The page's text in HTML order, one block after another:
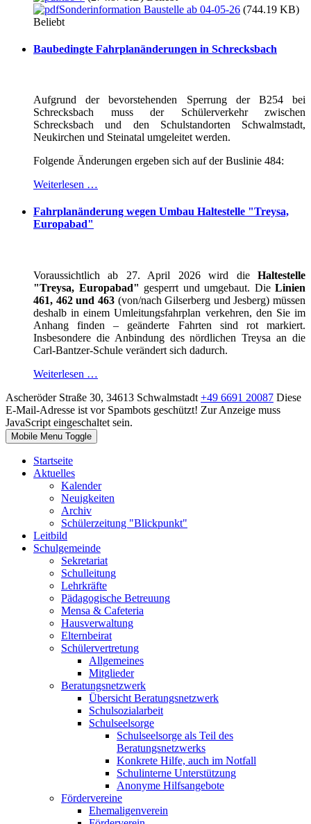
Sonderinformation Baustelle ab 04-05-26 (744.19 KB)
Beliebt
Baubedingte Fahrplanänderungen in Schrecksbach
Aufgrund der bevorstehenden Sperrung der B254 bei
Schrecksbach muss der Schülerverkehr zwischen
Schrecksbach und den Schulstandorten Schwalmstadt,
Neukirchen und Steinatal umgeleitet werden.
Folgende Änderungen ergeben sich auf der Buslinie 484:
Weiterlesen …
Fahrplanänderung wegen Umbau Haltestelle "Treysa,
Europabad"
Voraussichtlich ab 27. April 2026 wird die Haltestelle
"Treysa, Europabad" gesperrt und umgebaut. DieLinien
461, 462 und 463(von/nach Gilserberg und Jesberg) müssen
deshalb in einem Umleitungsfahrplan verkehren, den Sie im
Anhang finden – geänderte Fahrten sind rot markiert.
Insbesondere die Anbindung des nördlichen Treysa an die
Carl-Bantzer-Schule verändert sich dadurch.
Weiterlesen …
Ascheröder Straße 30, 34613 Schwalmstadt +49 6691 20087 Diese
E-Mail-Adresse ist vor Spambots geschützt! Zur Anzeige muss
JavaScript eingeschaltet sein.
Mobile Menu Toggle
Startseite
Aktuelles
Kalender
Neuigkeiten
Archiv
Schülerzeitung "Blickpunkt"
Leitbild
Schulgemeinde
Sekretariat
Schulleitung
Lehrkräfte
Pädagogische Betreuung
Mensa & Cafeteria
Hausverwaltung
Elternbeirat
Schülervertretung
Allgemeines
Mitglieder
Beratungsnetzwerk
Übersicht Beratungsnetzwerk
Schulsozialarbeit
Schulseelsorge
Schulseelsorge als Teil des
Beratungsnetzwerks
Konkrete Hilfe, auch im Notfall
Schulinterne Unterstützung
Anonyme Hilfsangebote
Fördervereine
Ehemaligenverein